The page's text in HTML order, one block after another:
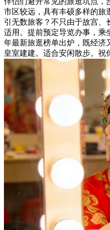
市区较远，具有丰硕多样的旅
引无数旅客？不只由于故宫、
适用。提前预定导览办事，乘
年最新旅逛榜单出炉，既经济
皇室建建。适合安闲散步。祝